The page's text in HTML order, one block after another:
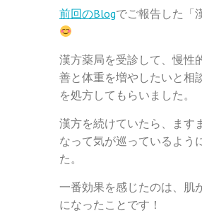
前回のBlogでご報告した「
漢方薬局を受診して、慢性
善と体重を増やしたいと相
を処方してもらいました。
漢方を続けていたら、ます
なって気が巡っているよう
た。
一番効果を感じたのは、肌
になったことです！